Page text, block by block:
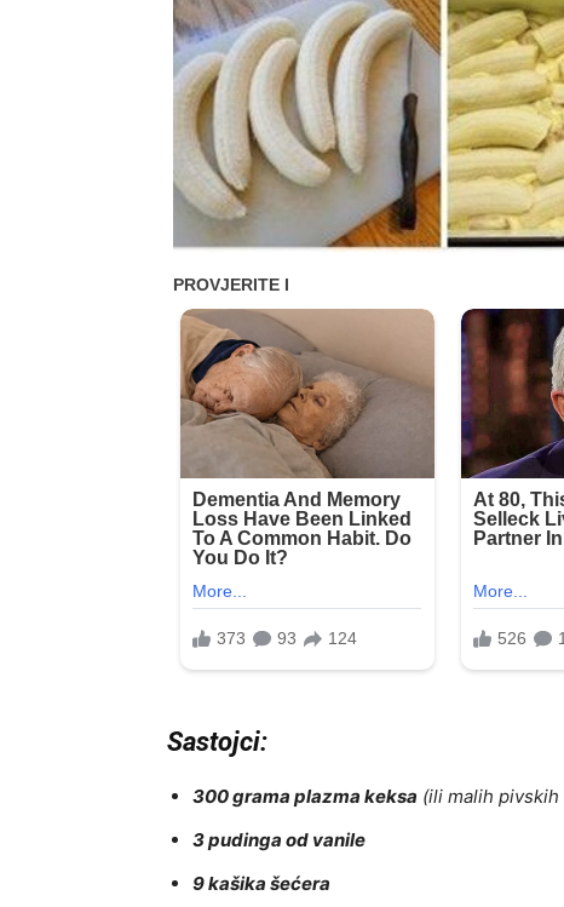
Sastojci:
300 grama plazma keksa (ili malih pivskih
3 pudinga od vanile
9 kašika šećera